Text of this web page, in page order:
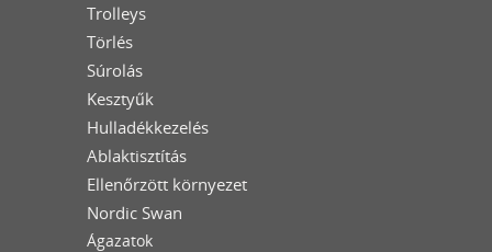
Trolleys
Törlés
Súrolás
Kesztyűk
Hulladékkezelés
Ablaktisztítás
Ellenőrzött környezet
Nordic Swan
Ágazatok